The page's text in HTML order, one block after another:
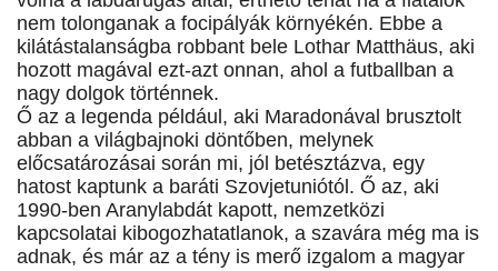
nem tolonganak a focipályák környékén. Ebbe a
kilátástalanságba robbant bele Lothar Matthäus, aki
hozott magával ezt-azt onnan, ahol a futballban a
nagy dolgok történnek.
Ő az a legenda például, aki Maradonával brusztolt
abban a világbajnoki döntőben, melynek
előcsatározásai során mi, jól betésztázva, egy
hatost kaptunk a baráti Szovjetuniótól. Ő az, aki
1990-ben Aranylabdát kapott, nemzetközi
kapcsolatai kibogozhatatlanok, a szavára még ma is
adnak, és már az a tény is merő izgalom a magyar